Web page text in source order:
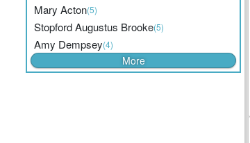
Mary Acton(5)
Stopford Augustus Brooke(5)
Amy Dempsey(4)
More